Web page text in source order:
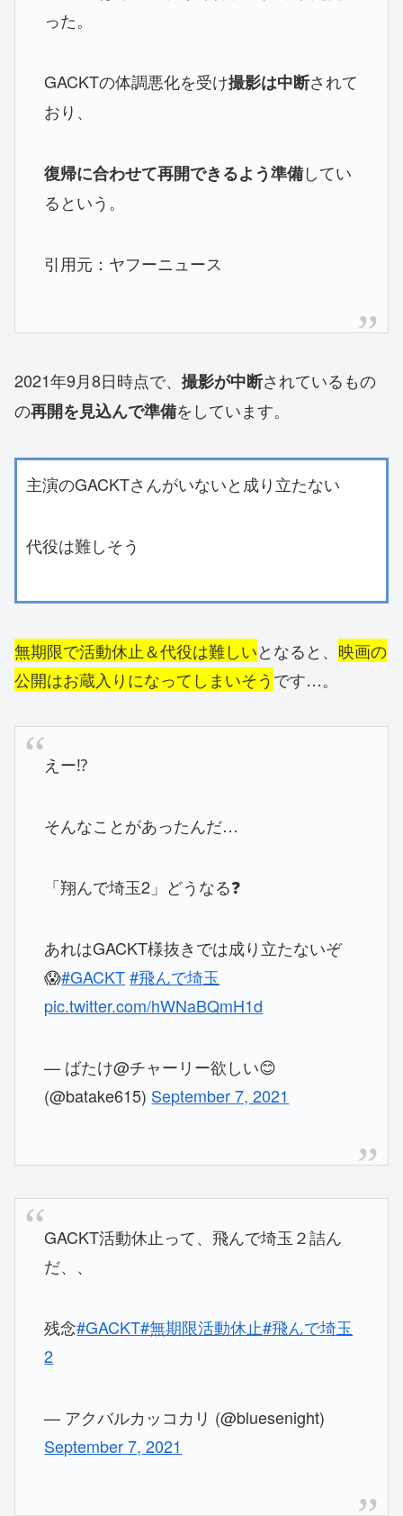
った。
GACKTの体調悪化を受け撮影は中断されて
おり、
復帰に合わせて再開できるよう準備してい
るという。
引用元：ヤフーニュース
2021年9月8日時点で、 撮影が中断されているもの
の再開を見込んで準備をしています。
主演のGACKTさんがいないと成り立たない
代役は難しそう
無期限で活動休止＆代役は難しいとなると、 映画の
公開はお蔵入りになってしまいそうです…。
えー⁉️
そんなことがあったんだ…
「翔んで埼玉2」どうなる❓
あれはGACKT様抜きでは成り立たないぞ
😱#GACKT #飛んで埼玉
pic.twitter.com/hWNaBQmH1d
— ばたけ@チャーリー欲しい😊
(@batake615) September 7, 2021
GACKT活動休止って、飛んで埼玉２詰ん
だ、、
残念#GACKT#無期限活動休止#飛んで埼玉
2
— アクバルカッコカリ (@bluesenight)
September 7, 2021